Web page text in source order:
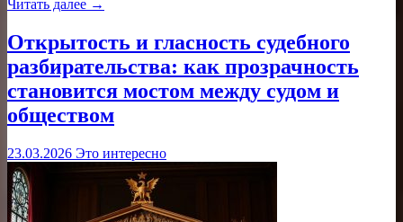
Читать далее →
Открытость и гласность судебного
разбирательства: как прозрачность
становится мостом между судом и
обществом
23.03.2026 Это интересно